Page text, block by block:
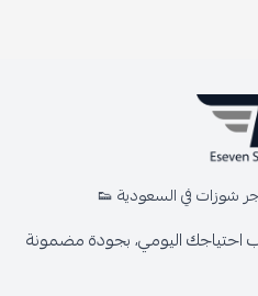
شوزات في السعودية 👟
احتياجك اليومي، بجودة مضمونة